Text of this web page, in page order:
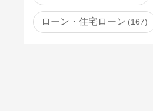
ローン・住宅ローン 167